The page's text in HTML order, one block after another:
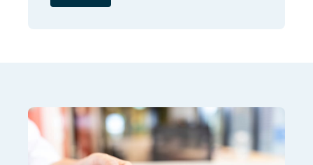
onbezorgd
reizen